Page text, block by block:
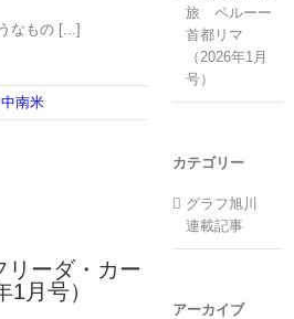
なもの [...]
中南米
リーダ・カー
月号）
旅 ペルーー
首都リマ
（2026年1月
号）
カテゴリー
グラフ旭川
連載記事
アーカイブ